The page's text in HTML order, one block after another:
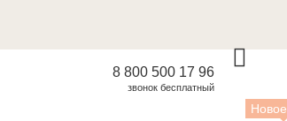
8 800 500 17 96
звонок бесплатный
Новое